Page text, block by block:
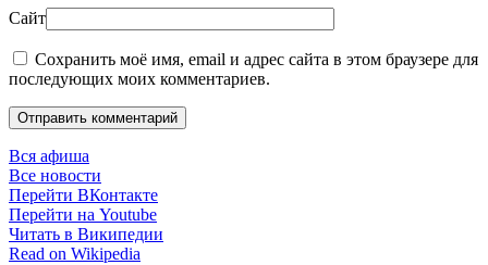
Сайт
Сохранить моё имя, email и адрес сайта в этом браузере для
последующих моих комментариев.
Отправить комментарий
Вся афиша
Все новости
Перейти ВКонтакте
Перейти на Youtube
Читать в Википедии
Read on Wikipedia